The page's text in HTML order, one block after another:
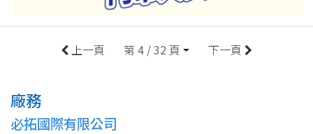
上一頁 第 4 / 32 頁 下一頁
廠務
必拓國際有限公司